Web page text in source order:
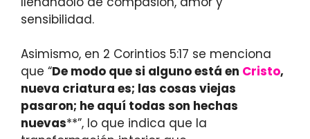
sensibilidad.
Asimismo, en 2 Corintios 5:17 se menciona
que “De modo que si alguno está en Cristo,
nueva criatura es; las cosas viejas
pasaron; he aquí todas son hechas
nuevas**”, lo que indica que la